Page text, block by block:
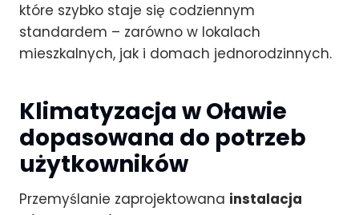
które szybko staje się codziennym
standardem – zarówno w lokalach
mieszkalnych, jak i domach jednorodzinnych.
Klimatyzacja w Oławie
dopasowana do potrzeb
użytkowników
Przemyślanie zaprojektowana instalacja